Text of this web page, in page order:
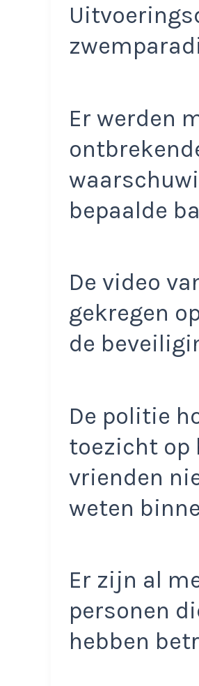
Er werden
bepaalde
De video
gekregen
de
De politie
toezicht op
vrienden
weten
Er zijn al
personen
hebben